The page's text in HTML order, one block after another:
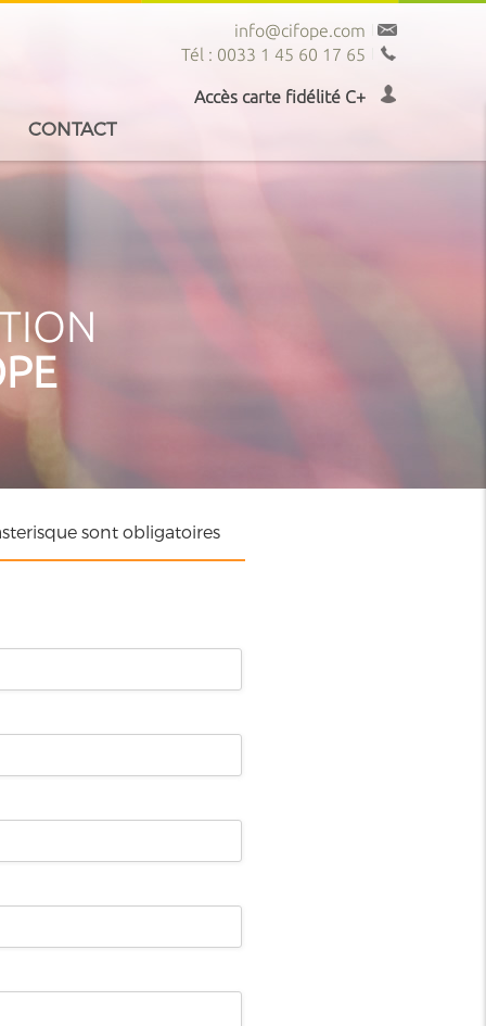
info@cifope.com
Tél : 0033 1 45 60 17 65
Accès carte fidélité C+
CONTACT
sont obligatoires